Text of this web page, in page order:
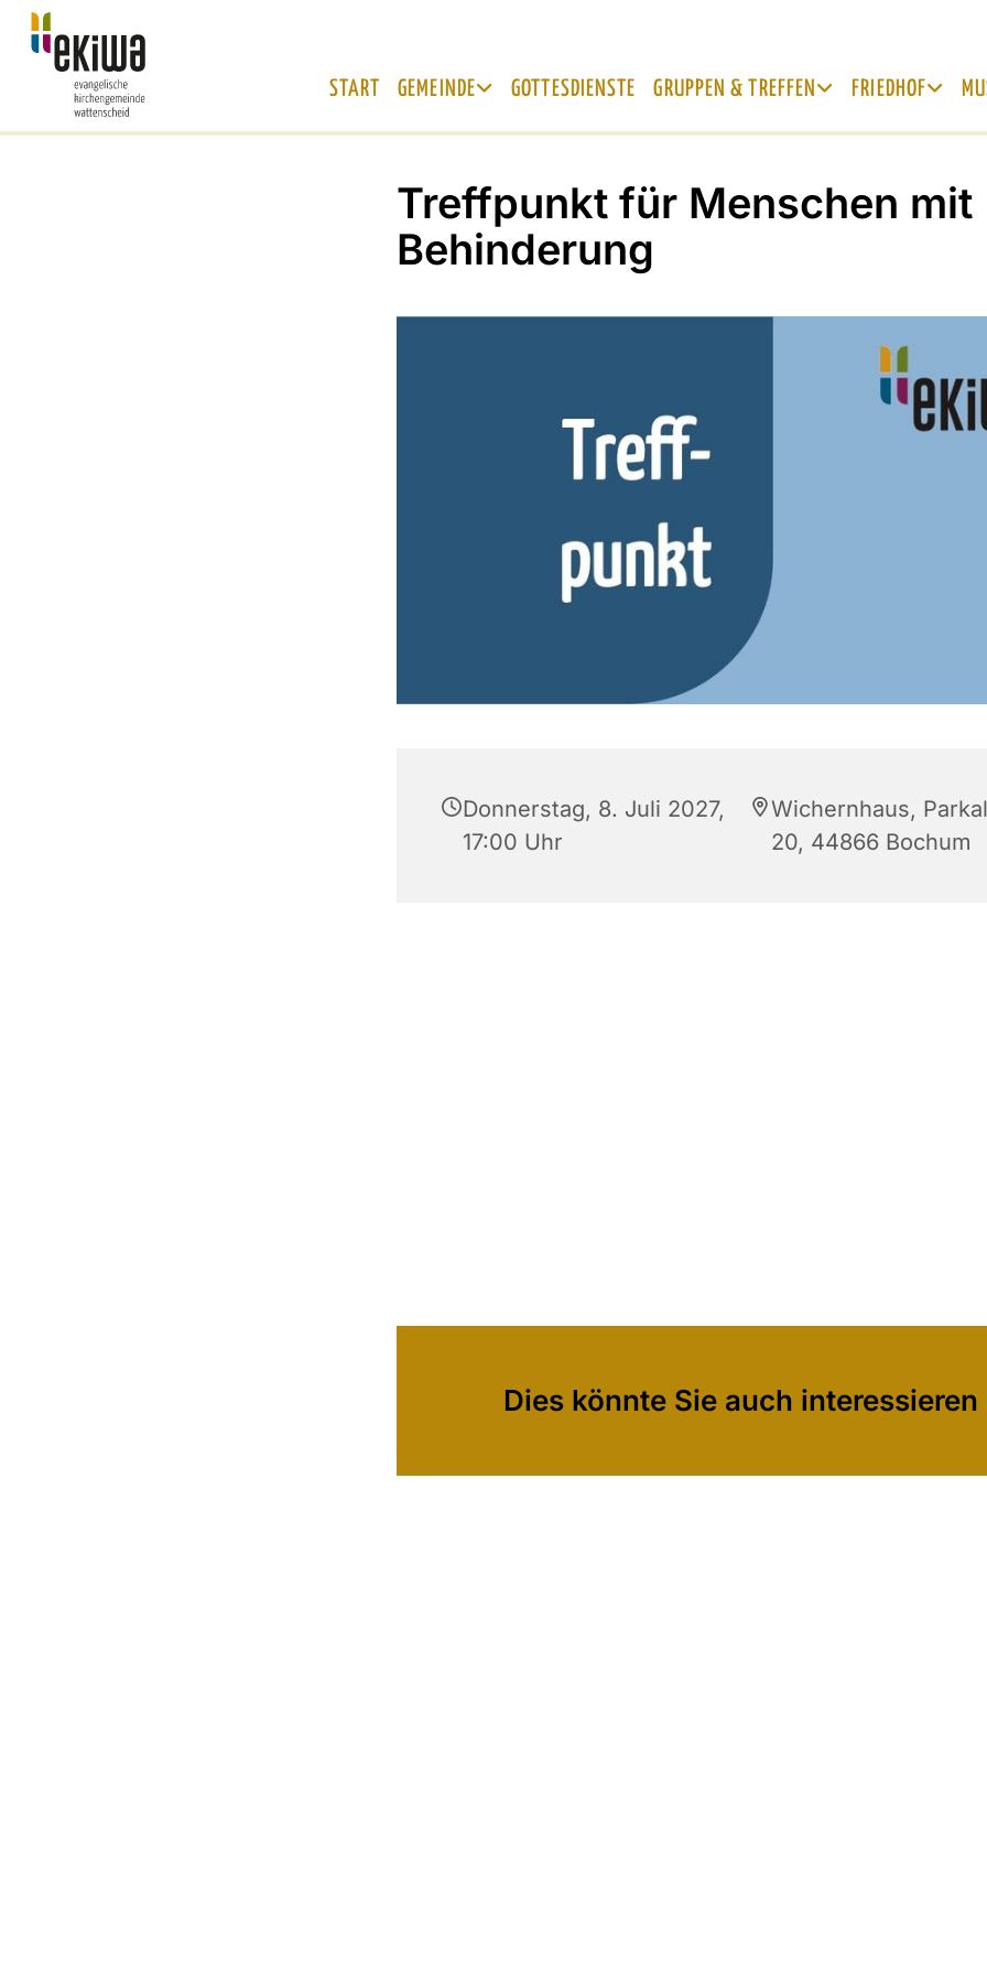
START GEMEINDE GOTTESDIENSTE GRUPPEN & TREFFEN FRIEDHOF
Treffpunkt für Menschen mit
Behinderung
Donnerstag, 8. Juli 2027,
17:00 Uhr
Wichernhaus,
20, 44866 Bochum
Dies könnte Sie auch interessieren